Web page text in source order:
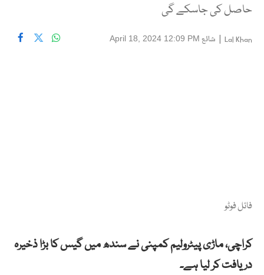
حاصل کی جاسکے گی
Lal Khan
| شائع April 18, 2024 12:09 PM
فائل فوٹو
کراچی، ماڑی پیٹرولیم کمپنی نے سندھ میں گیس کا بڑا ذخیرہ
دریافت کر لیا ہے۔